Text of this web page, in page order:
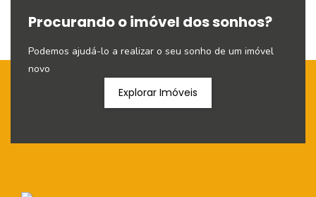
Procurando o imóvel dos sonhos?
Podemos ajudá-lo a realizar o seu sonho de um imóvel
novo
Explorar Imóveis